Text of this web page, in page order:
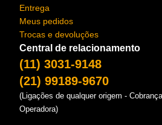
Entrega
Meus pedidos
Trocas e devoluções
Central de relacionamento
(11) 3031-9148
(21) 99189-9670
(Ligações de qualquer origem -
Operadora)